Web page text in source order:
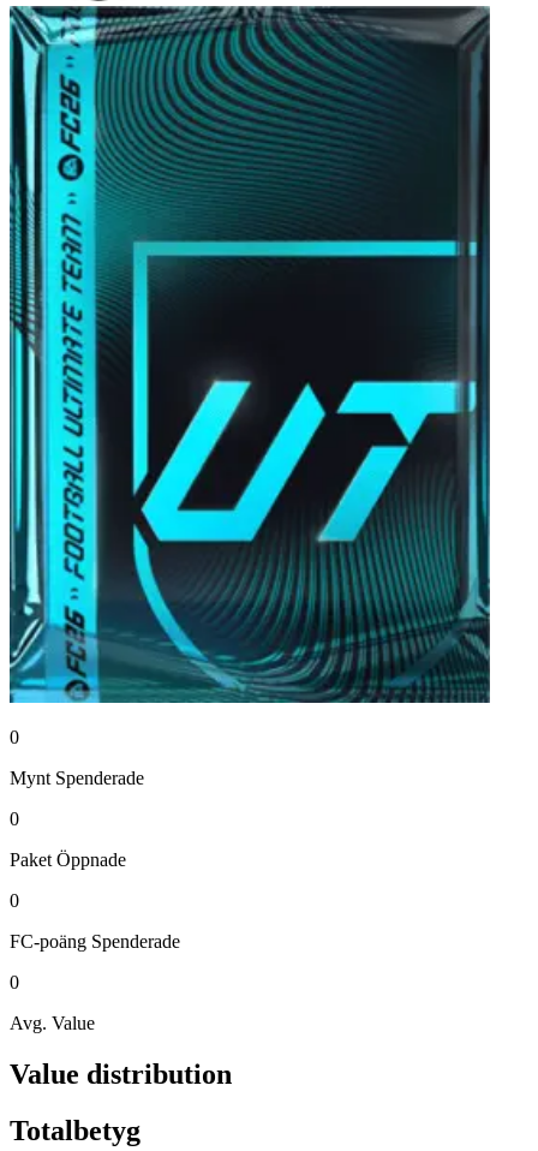
0
Mynt Spenderade
0
Paket Öppnade
0
FC-poäng Spenderade
0
Avg. Value
Value distribution
Totalbetyg